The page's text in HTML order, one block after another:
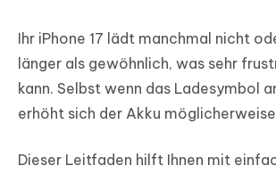
iAnyGo
Ihr iPhone 17 lädt manchmal nicht
länger als gewöhnlich, was sehr
kann. Selbst wenn das Ladesymbol
erhöht sich der Akku
Dieser Leitfaden hilft Ihnen mit